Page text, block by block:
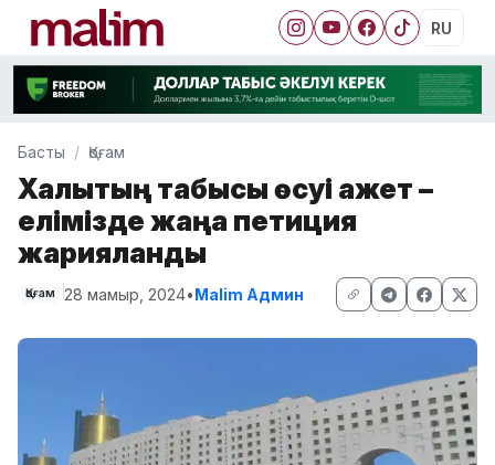
RU
Басты Қоғам
Халықтың табысы өсуі қажет –
елімізде жаңа петиция
жарияланды
Қоғам 28 мамыр, 2024•Malim Админ